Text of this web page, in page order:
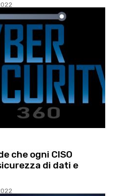
che ogni CISO
di dati e